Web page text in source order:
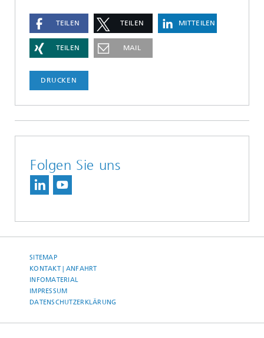
TEILEN TEILEN MITTEILEN
TEILEN MAIL
DRUCKEN
Folgen Sie uns
SITEMAP
KONTAKT | ANFAHRT
INFOMATERIAL
IMPRESSUM
DATENSCHUTZERKLÄRUNG